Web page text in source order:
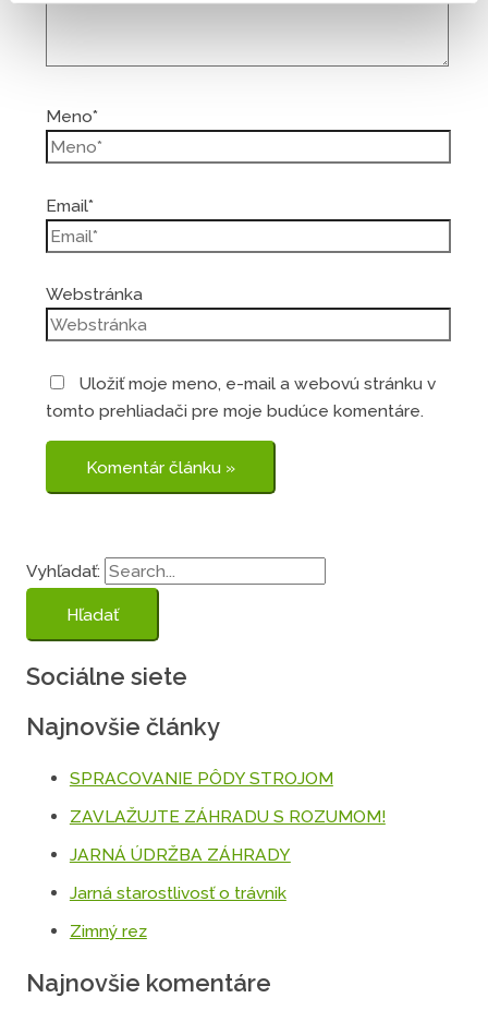
Meno*
Email*
Webstránka
Uložiť moje meno, e-mail a webovú stránku v
tomto prehliadači pre moje budúce komentáre.
Vyhľadať:
Sociálne siete
Najnovšie články
SPRACOVANIE PÔDY STROJOM
ZAVLAŽUJTE ZÁHRADU S ROZUMOM!
JARNÁ ÚDRŽBA ZÁHRADY
Jarná starostlivosť o trávnik
Zimný rez
Najnovšie komentáre